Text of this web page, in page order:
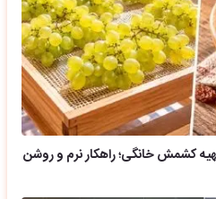
کشمش خانگی؛ راهکار نرم و روشن